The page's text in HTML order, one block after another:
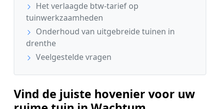
Het verlaagde btw-tarief op
tuinwerkzaamheden
Onderhoud van uitgebreide tuinen in
drenthe
Veelgestelde vragen
Vind de juiste hovenier voor uw